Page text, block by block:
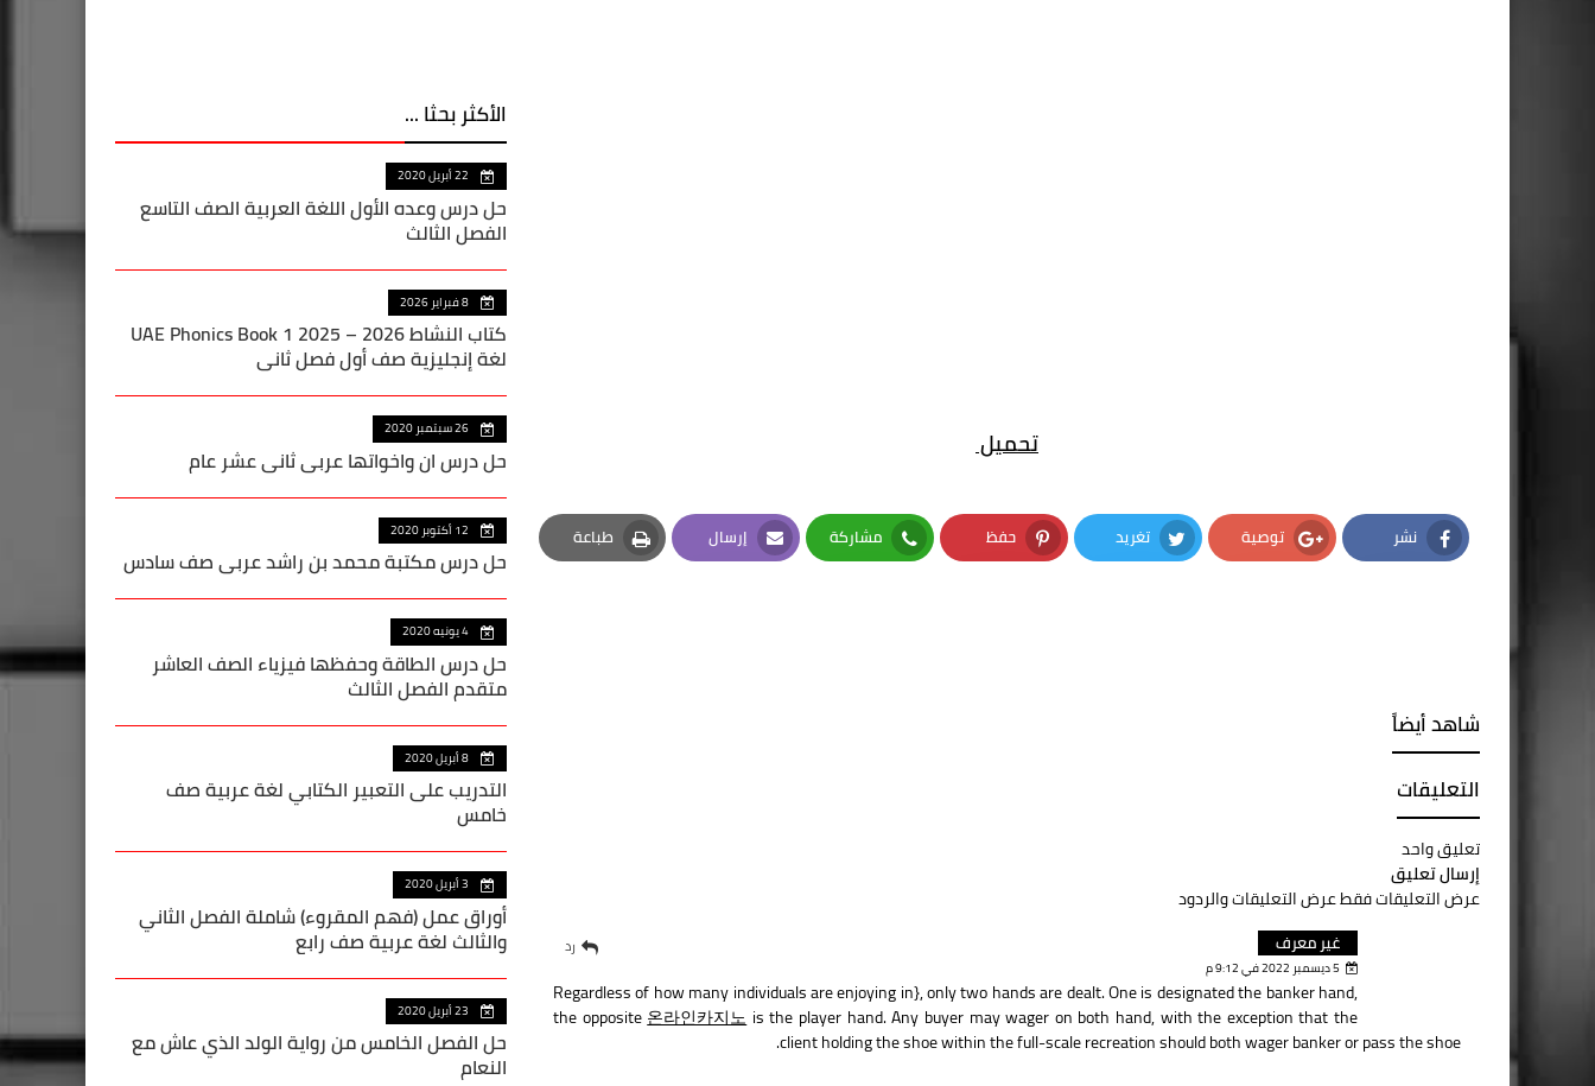
تحميل
نشر
Facebook
توصية
Google Plus
تغريد
Twitter
حفظ
Pinterest
مشاركة
Whatsapp
إرسال
Email
طباعة
Print
شاهد أيضاً
التعليقات
تعليق واحد
إرسال تعليق
عرض التعليقات فقطعرض التعليقات والردود
غير معرف
5 ديسمبر 2022 في 9:12 م
Regardless of how many individuals are enjoying in}, only two hands are dealt. One is designated the banker hand,
the opposite온라인카지노is the player hand. Any buyer may wager on both hand, with the exception that the
client holding the shoe within the full-scale recreation should both wager banker or pass the shoe.
رد
الأكثر بحثا ...
22 أبريل 2020
حل درس وعده الأول اللغة العربية الصف التاسع
الفصل الثالث
8 فبراير 2026
كتاب النشاط UAE Phonics Book 1 2025 – 2026
لغة إنجليزية صف أول فصل ثاني
26 سبتمبر 2020
حل درس ان واخواتها عربي ثاني عشر عام
12 أكتوبر 2020
حل درس مكتبة محمد بن راشد عربي صف سادس
4 يونيه 2020
حل درس الطاقة وحفظها فيزياء الصف العاشر
متقدم الفصل الثالث
8 أبريل 2020
التدريب على التعبير الكتابي لغة عربية صف
خامس
3 أبريل 2020
أوراق عمل (فهم المقروء) شاملة الفصل الثاني
والثالث لغة عربية صف رابع
23 أبريل 2020
حل الفصل الخامس من رواية الولد الذي عاش مع
النعام